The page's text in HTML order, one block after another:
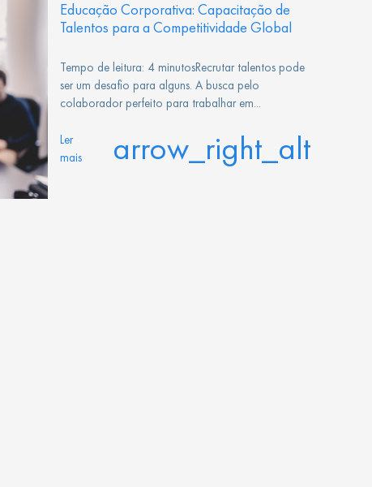
Educação Corporativa: Capacitação de
Talentos para a Competitividade Global
Tempo de leitura: 4 minutosRecrutar talentos pode
ser um desafio para alguns. A busca pelo
colaborador perfeito para trabalhar em...
Ler
mais
arrow_right_alt